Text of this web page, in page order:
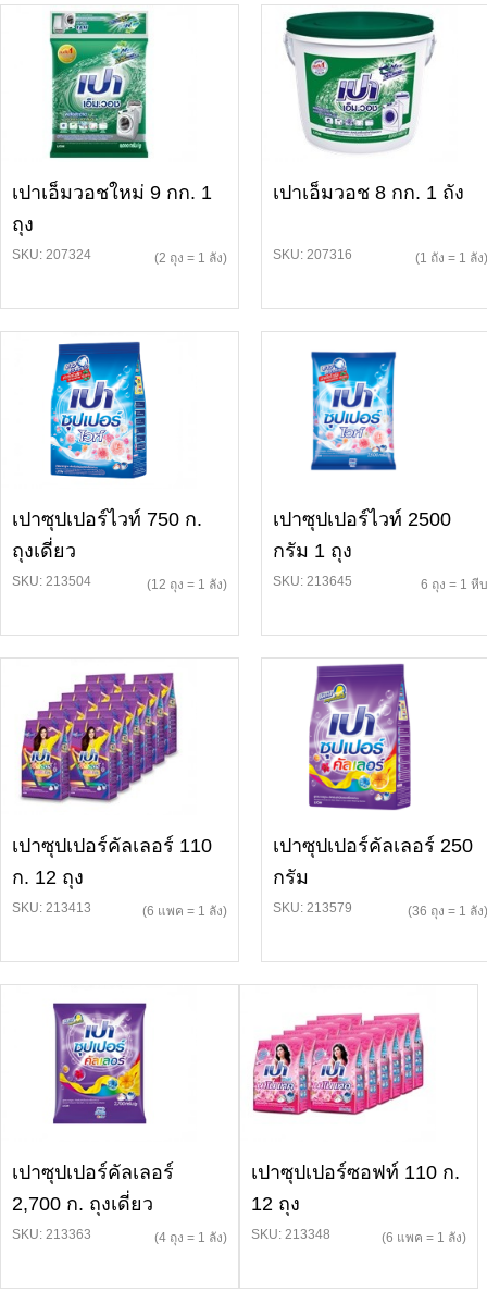
เปาเอ็มวอชใหม่ 9 กก. 1
ถุง
SKU: 207324 (2 ถุง = 1 ลัง)
เปาเอ็มวอช 8 กก. 1 ถัง
SKU: 207316 (1 ถัง = 1 ลัง)
เปาซุปเปอร์ไวท์ 750 ก.
ถุงเดี่ยว
SKU: 213504 (12 ถุง = 1 ลัง)
เปาซุปเปอร์ไวท์ 2500
กรัม 1 ถุง
SKU: 213645 6 ถุง = 1 หีบ
เปาซุปเปอร์คัลเลอร์ 110
ก. 12 ถุง
SKU: 213413 (6 แพค = 1 ลัง)
เปาซุปเปอร์คัลเลอร์ 250
กรัม
SKU: 213579 (36 ถุง = 1 ลัง)
เปาซุปเปอร์คัลเลอร์
2,700 ก. ถุงเดี่ยว
SKU: 213363 (4 ถุง = 1 ลัง)
เปาซุปเปอร์ซอฟท์ 110 ก.
12 ถุง
SKU: 213348 (6 แพค = 1 ลัง)